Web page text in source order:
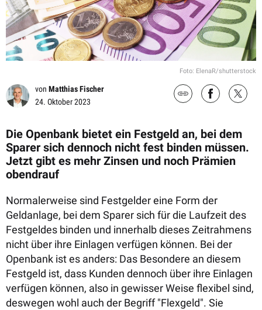
Foto: ElenaR/shutterstock
von Matthias Fischer
24. Oktober 2023
Die Openbank bietet ein Festgeld an, bei dem
Sparer sich dennoch nicht fest binden müssen.
Jetzt gibt es mehr Zinsen und noch Prämien
obendrauf
Normalerweise sind Festgelder eine Form der
Geldanlage, bei dem Sparer sich für die Laufzeit des
Festgeldes binden und innerhalb dieses Zeitrahmens
nicht über ihre Einlagen verfügen können. Bei der
Openbank ist es anders: Das Besondere an diesem
Festgeld ist, dass Kunden dennoch über ihre Einlagen
verfügen können, also in gewisser Weise flexibel sind,
deswegen wohl auch der Begriff "Flexgeld". Sie